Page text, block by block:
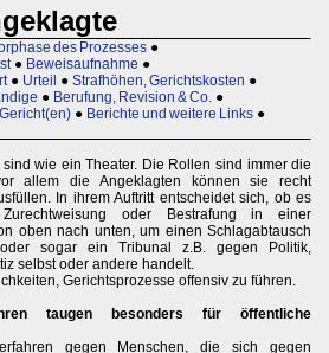
des Prozesses ●
● Beweisaufnahme ●
● Urteil ● Strafhöhen, Gerichtskosten ●
● Berufung, Revision & Co. ●
● Berichte und weitere Links ●
wie ein Theater. Die Rollen sind immer die
allem die Angeklagten können sie recht
In ihrem Auftritt entscheidet sich, ob es
oder Bestrafung in einer
oben nach unten, um einen Schlagabtausch
sogar ein Tribunal z.B. gegen Politik,
selbst oder andere handelt.
Gerichtsprozesse offensiv zu führen.
taugen besonders für öffentliche
gegen Menschen, die sich gegen